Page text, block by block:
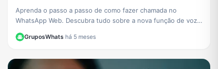
Aprenda o passo a passo de como fazer chamada no
WhatsApp Web. Descubra tudo sobre a nova função de voz
GruposWhats·há 5 meses